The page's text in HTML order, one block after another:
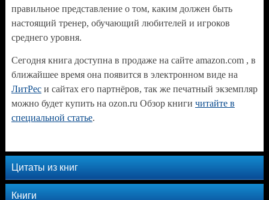
правильное представление о том, каким должен быть
настоящий тренер, обучающий любителей и игроков
среднего уровня.
Сегодня книга доступна в продаже на сайте amazon.com , в
ближайшее время она появится в электронном виде на
ЛитРеси сайтах его партнёров, так же печатный экземпляр
можно будет купить на ozon.ru Обзор книги читайте в
специальной статье.
Цитаты из книг
Книги